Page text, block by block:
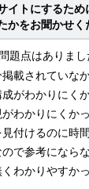
イトにするた
かをお聞かせく
題点はありまし
載されていな
がわかりにく
わかりにくか
付けるのに時
で参考になら
わかりやすか